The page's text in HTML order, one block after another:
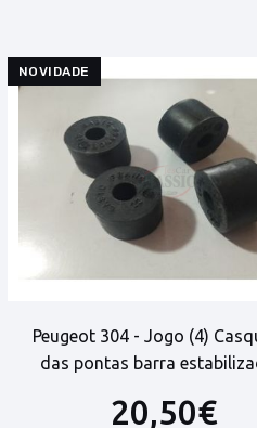
NOVIDADE
Peugeot 304 - Jogo (4)
das pontas barra
20,50€